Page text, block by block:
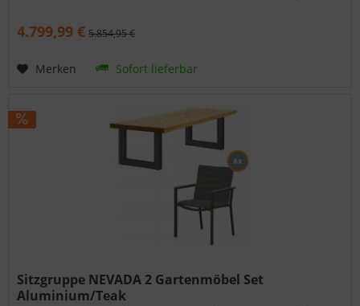
4.799,99 € 5.854,95 €
Merken Sofort lieferbar
Sitzgruppe NEVADA 2 Gartenmöbel Set
Aluminium/Teak